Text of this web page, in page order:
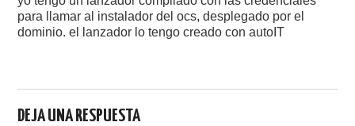
para llamar al instalador del ocs, desplegado por el
dominio. el lanzador lo tengo creado con autoIT
DEJA UNA RESPUESTA